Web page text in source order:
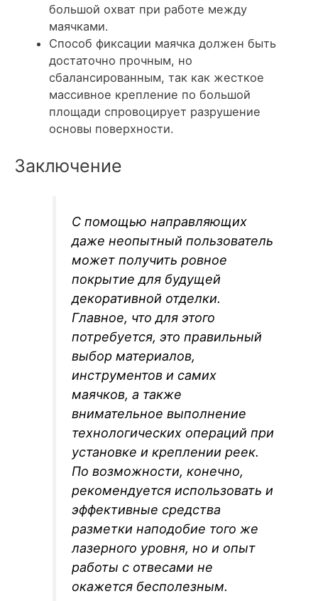
большой охват при работе между
маячками.
Способ фиксации маячка должен быть
достаточно прочным, но
сбалансированным, так как жесткое
массивное крепление по большой
площади спровоцирует разрушение
основы поверхности.
Заключение
С помощью направляющих
даже неопытный пользователь
может получить ровное
покрытие для будущей
декоративной отделки.
Главное, что для этого
потребуется, это правильный
выбор материалов,
инструментов и самих
маячков, а также
внимательное выполнение
технологических операций при
установке и креплении реек.
По возможности, конечно,
рекомендуется использовать и
эффективные средства
разметки наподобие того же
лазерного уровня, но и опыт
работы с отвесами не
окажется бесполезным.